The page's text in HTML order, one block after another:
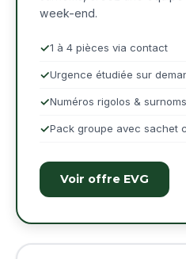
week-end.
1 à 4 pièces via contact
Urgence étudiée sur
Numéros rigolos & surnoms
Pack groupe avec sachet
Voir offre EVG